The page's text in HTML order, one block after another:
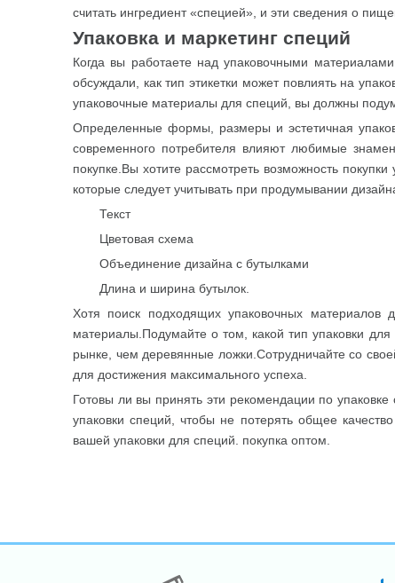
считать ингредиент «специей», и эти сведения о
Упаковка и маркетинг специй
Когда вы работаете над упаковочными
обсуждали, как тип этикетки может повлиять на
упаковочные материалы для специй, вы должны
Определенные формы, размеры и эстетичная
современного потребителя влияют любимые
покупке.Вы хотите рассмотреть возможность
которые следует учитывать при продумывании
Текст
Цветовая схема
Объединение дизайна с бутылками
Длина и ширина бутылок.
Хотя поиск подходящих упаковочных материалов
материалы.Подумайте о том, какой тип упаковки
рынке, чем деревянные ложки.Сотрудничайте со
для достижения максимального успеха.
Готовы ли вы принять эти рекомендации по
упаковки специй, чтобы не потерять общее
вашей упаковки для специй. покупка оптом.